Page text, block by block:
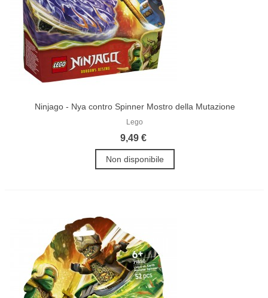
Ninjago - Nya contro Spinner Mostro della Mutazione
Lego
9,49 €
Non disponibile